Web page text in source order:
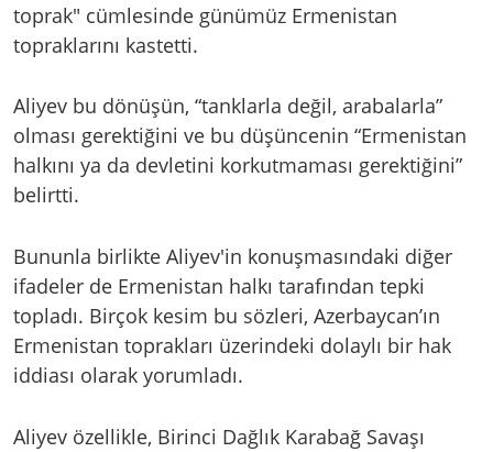
toprak" cümlesinde günümüz Ermenistan
topraklarını kastetti.
Aliyev bu dönüşün, “tanklarla değil, arabalarla”
olması gerektiğini ve bu düşüncenin “Ermenistan
halkını ya da devletini korkutmaması gerektiğini”
belirtti.
Bununla birlikte Aliyev'in konuşmasındaki diğer
ifadeler de Ermenistan halkı tarafından tepki
topladı. Birçok kesim bu sözleri, Azerbaycan’ın
Ermenistan toprakları üzerindeki dolaylı bir hak
iddiası olarak yorumladı.
Aliyev özellikle, Birinci Dağlık Karabağ Savaşı